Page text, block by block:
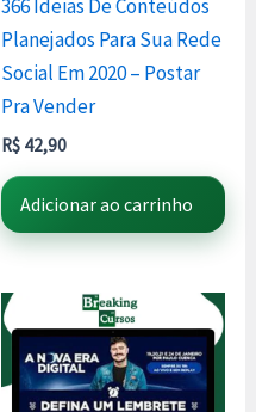
366 Ideias De Conteúdos
Planejados Para Sua Rede
Social Em 2020 – Postar
Pra Vender
R$ 42,90
Adicionar ao carrinho